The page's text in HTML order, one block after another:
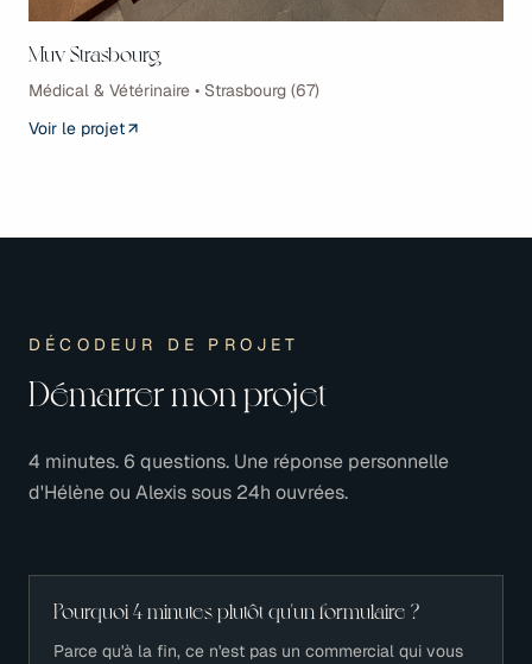
Muv Strasbourg
Médical & Vétérinaire • Strasbourg (67)
Voir le projet
DÉCODEUR DE PROJET
Démarrer mon projet
4 minutes. 6 questions. Une réponse personnelle
d'Hélène ou Alexis sous 24h ouvrées.
Pourquoi 4 minutes plutôt qu'un formulaire ?
Parce qu'à la fin, ce n'est pas un commercial qui vous